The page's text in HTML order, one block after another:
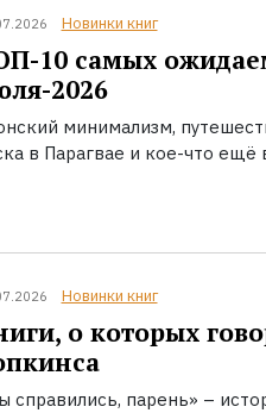
Новинки книг
10 самых
2026
минимализм,
в Парагвае и кое-что
Новинки книг
о которых
справились, парень» –